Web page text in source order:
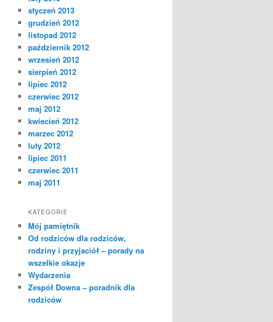
styczeń 2013
grudzień 2012
listopad 2012
październik 2012
wrzesień 2012
sierpień 2012
lipiec 2012
czerwiec 2012
maj 2012
kwiecień 2012
marzec 2012
luty 2012
lipiec 2011
czerwiec 2011
maj 2011
KATEGORIE
Mój pamiętnik
Od rodziców dla rodziców,
rodziny i przyjaciół – porady na
wszelkie okazje
Wydarzenia
Zespół Downa – poradnik dla
rodziców